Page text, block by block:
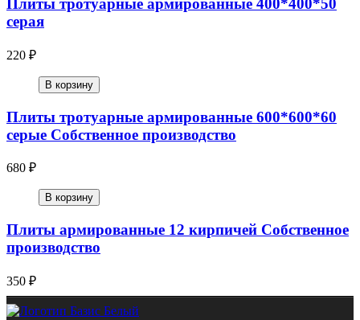
Плиты тротуарные армированные 400*400*50
серая
220 ₽
В корзину
Плиты тротуарные армированные 600*600*60
серые Собственное производство
680 ₽
В корзину
Плиты армированные 12 кирпичей Собственное
производство
350 ₽